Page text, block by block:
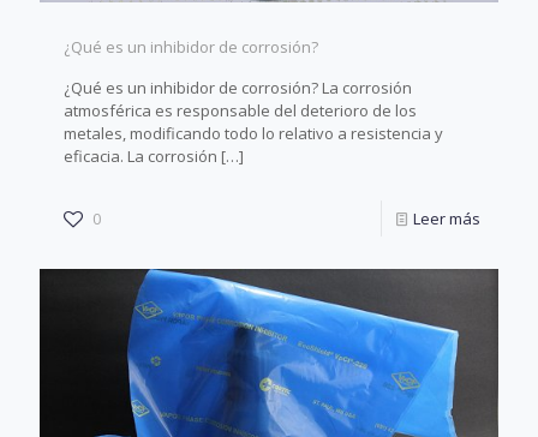
¿Qué es un inhibidor de corrosión?
¿Qué es un inhibidor de corrosión? La corrosión
atmosférica es responsable del deterioro de los
metales, modificando todo lo relativo a resistencia y
eficacia. La corrosión […]
0 Leer más